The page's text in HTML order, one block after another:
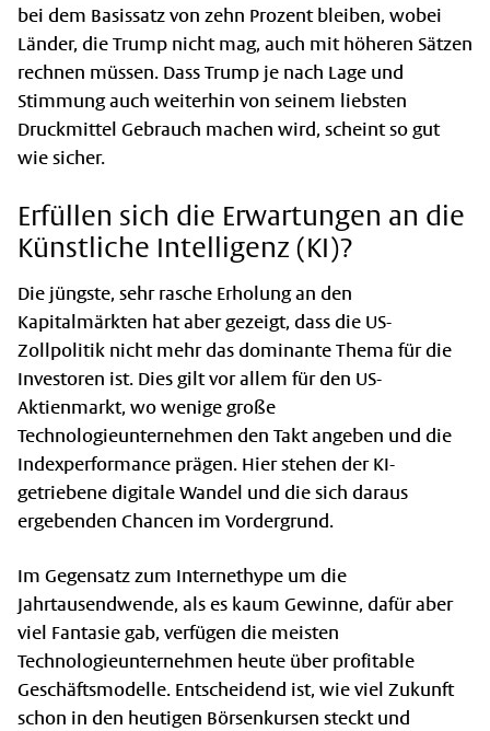
bei dem Basissatz von zehn Prozent bleiben, wobei
Länder, die Trump nicht mag, auch mit höheren Sätzen
rechnen müssen. Dass Trump je nach Lage und
Stimmung auch weiterhin von seinem liebsten
Druckmittel Gebrauch machen wird, scheint so gut
wie sicher.
Erfüllen sich die Erwartungen an die
Künstliche Intelligenz (KI)?
Die jüngste, sehr rasche Erholung an den
Kapitalmärkten hat aber gezeigt, dass die US-
Zollpolitik nicht mehr das dominante Thema für die
Investoren ist. Dies gilt vor allem für den US-
Aktienmarkt, wo wenige große
Technologieunternehmen den Takt angeben und die
Indexperformance prägen. Hier stehen der KI-
getriebene digitale Wandel und die sich daraus
ergebenden Chancen im Vordergrund.
Im Gegensatz zum Internethype um die
Jahrtausendwende, als es kaum Gewinne, dafür aber
viel Fantasie gab, verfügen die meisten
Technologieunternehmen heute über profitable
Geschäftsmodelle. Entscheidend ist, wie viel Zukunft
schon in den heutigen Börsenkursen steckt und